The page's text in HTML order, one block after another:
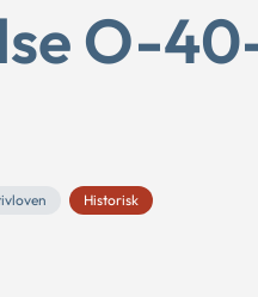
O-
Historisk